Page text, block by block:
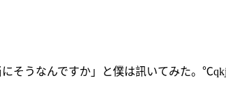
そうなんですか」と僕は訊いてみた。